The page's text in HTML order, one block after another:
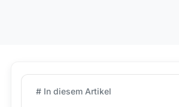
# In diesem Artikel